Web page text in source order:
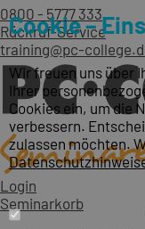
0800 - 5777 333
Rückruf-Service
training@pc-
Login
Seminarkorb
Cookie –
Wir freuen uns über
Ihrer
Cookies ein, um die
verbessern.
zulassen möchten.